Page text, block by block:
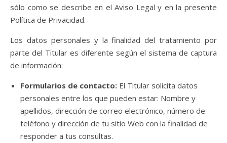
sólo como se describe en el Aviso Legal y en la presente
Política de Privacidad.
Los datos personales y la finalidad del tratamiento por
parte del Titular es diferente según el sistema de captura
de información:
Formularios de contacto: El Titular solicita datos
personales entre los que pueden estar: Nombre y
apellidos, dirección de correo electrónico, número de
teléfono y dirección de tu sitio Web con la finalidad de
responder a tus consultas.